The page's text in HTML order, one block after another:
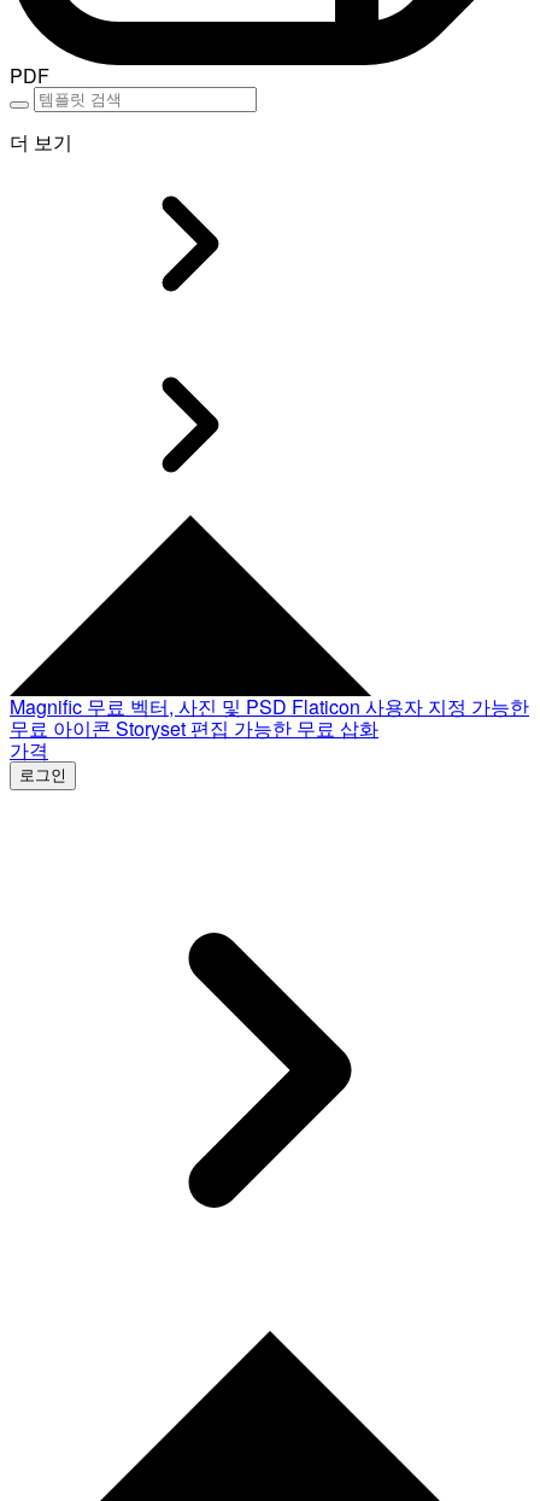
PDF
더 보기
Magnific 무료 벡터, 사진 및 PSD Flaticon 사용자 지정 가능한
무료 아이콘 Storyset 편집 가능한 무료 삽화
가격
로그인